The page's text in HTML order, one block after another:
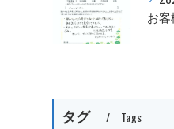
タグ Tags